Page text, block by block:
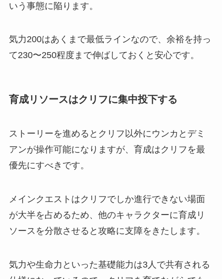
いう事態に陥ります。
気力200はあくまで最低ラインなので、余裕を持っ
て230〜250程度まで伸ばしておくと安心です。
育成リソースはクリフに集中投下する
ストーリーを進めるとクリフ以外にウンカとデミ
アンが操作可能になりますが、育成はクリフを最
優先にすべきです。
メインクエストはクリフでしか進行できない場面
が大半を占めるため、他のキャラクターに育成リ
ソースを分散させると攻略に支障をきたします。
気力や生命力といった基礎能力は3人で共有される